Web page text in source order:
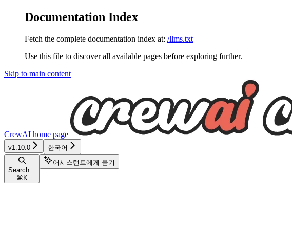
Documentation Index
Fetch the complete documentation index at: /llms.txt
Use this file to discover all available pages before exploring further.
Skip to main content
CrewAI home page
v1.10.0 한국어
Search...
⌘ K
어시스턴트에게 묻기